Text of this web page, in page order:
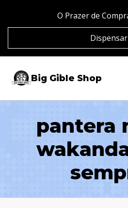
Conteúdo
O Prazer de
Dispensar
Big Gible Shop
pantera